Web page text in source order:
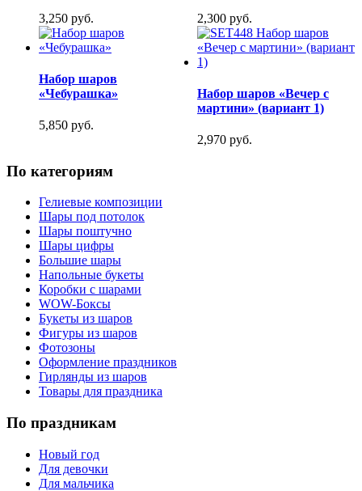
3,250 руб. 2,300 руб.
Набор шаров
«Чебурашка»
5,850 руб.
Набор шаров «Вечер с
мартини» (вариант 1)
2,970 руб.
По категориям
Гелиевые композиции
Шары под потолок
Шары поштучно
Шары цифры
Большие шары
Напольные букеты
Коробки с шарами
WOW-Боксы
Букеты из шаров
Фигуры из шаров
Фотозоны
Оформление праздников
Гирлянды из шаров
Товары для праздника
По праздникам
Новый год
Для девочки
Для мальчика